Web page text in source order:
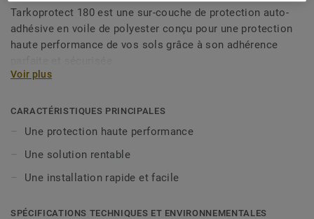
Tarkoprotect 180 est une sur-couche de protection auto-
adhésive en voile de polyester conçu pour une protection
haute performance de vos sols grâce à son adhérence
Voir plus
CARACTÉRISTIQUES PRINCIPALES
Une protection haute performance
Une solution rentable
Une installation rapide et facile
SPÉCIFICATIONS TECHNIQUES ET ENVIRONNEMENTALES